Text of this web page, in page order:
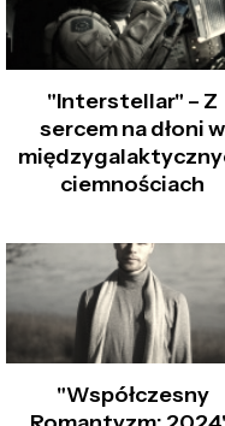
"Interstellar" – Z
sercem na dłoni w
ciemnościach
"Współczesny